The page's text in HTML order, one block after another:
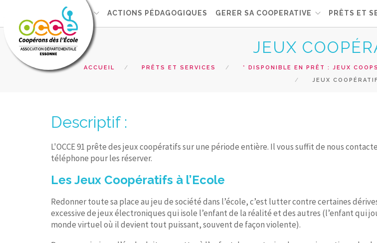
L'OCCE 91 ACTIONS PÉDAGOGIQUES GERER SA COOPERATIVE PRÊTS ET
JEUX
ACCUEIL PRÊTS ET SERVICES
* DISPONIBLE EN PRÊT : JEUX
JEUX
Descriptif :
L'OCCE 91 prête des jeux coopératifs sur une période entière. Il vous suffit de nous
téléphone pour les réserver.
Les Jeux Coopératifs à l’Ecole
Redonner toute sa place au jeu de société dans l’école, c’est lutter contre certaines
excessive de jeux électroniques qui isole l’enfant de la réalité et des autres (l’enfant qui
monde virtuel où il devient tout puissant, souvent de façon violente).